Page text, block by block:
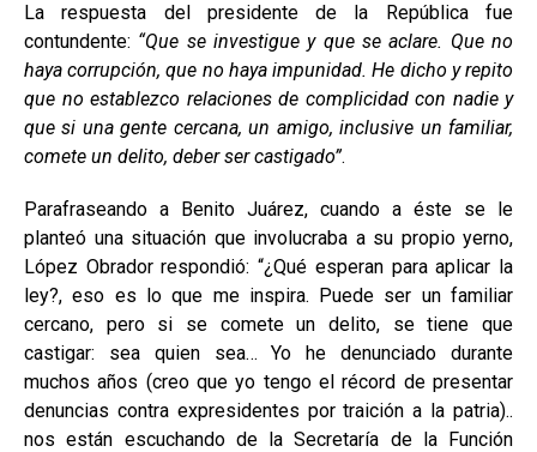
La respuesta del presidente de la República fue
contundente: “Que se investigue y que se aclare. Que no
haya corrupción, que no haya impunidad. He dicho y repito
que no establezco relaciones de complicidad con nadie y
que si una gente cercana, un amigo, inclusive un familiar,
comete un delito, deber ser castigado”.
Parafraseando a Benito Juárez, cuando a éste se le
planteó una situación que involucraba a su propio yerno,
López Obrador respondió: “¿Qué esperan para aplicar la
ley?, eso es lo que me inspira. Puede ser un familiar
cercano, pero si se comete un delito, se tiene que
castigar: sea quien sea… Yo he denunciado durante
muchos años (creo que yo tengo el récord de presentar
denuncias contra expresidentes por traición a la patria)..
nos están escuchando de la Secretaría de la Función